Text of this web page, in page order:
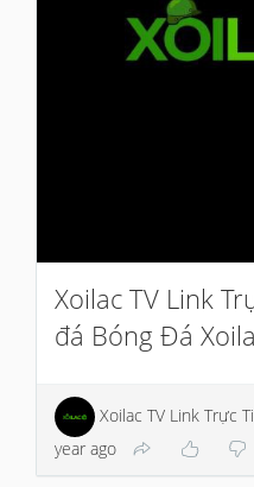
Xoilac TV Link
đá Bóng Đá
Xoilac TV Link Trực
year ago